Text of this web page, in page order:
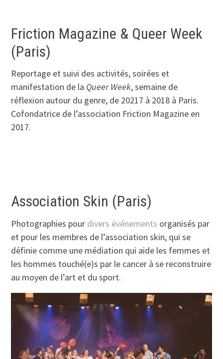
Friction Magazine & Queer Week
(Paris)
Reportage et suivi des activités, soirées et
manifestation de la Queer Week, semaine de
réflexion autour du genre, de 20217 à 2018 à Paris.
Cofondatrice de l’association Friction Magazine en
2017.
Association Skin (Paris)
Photographies pour divers événements organisés par
et pour les membres de l’association skin, qui se
définie comme une médiation qui aide les femmes et
les hommes touché(e)s par le cancer à se reconstruire
au moyen de l’art et du sport.